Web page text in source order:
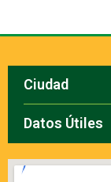
Ciudad
Datos Útiles